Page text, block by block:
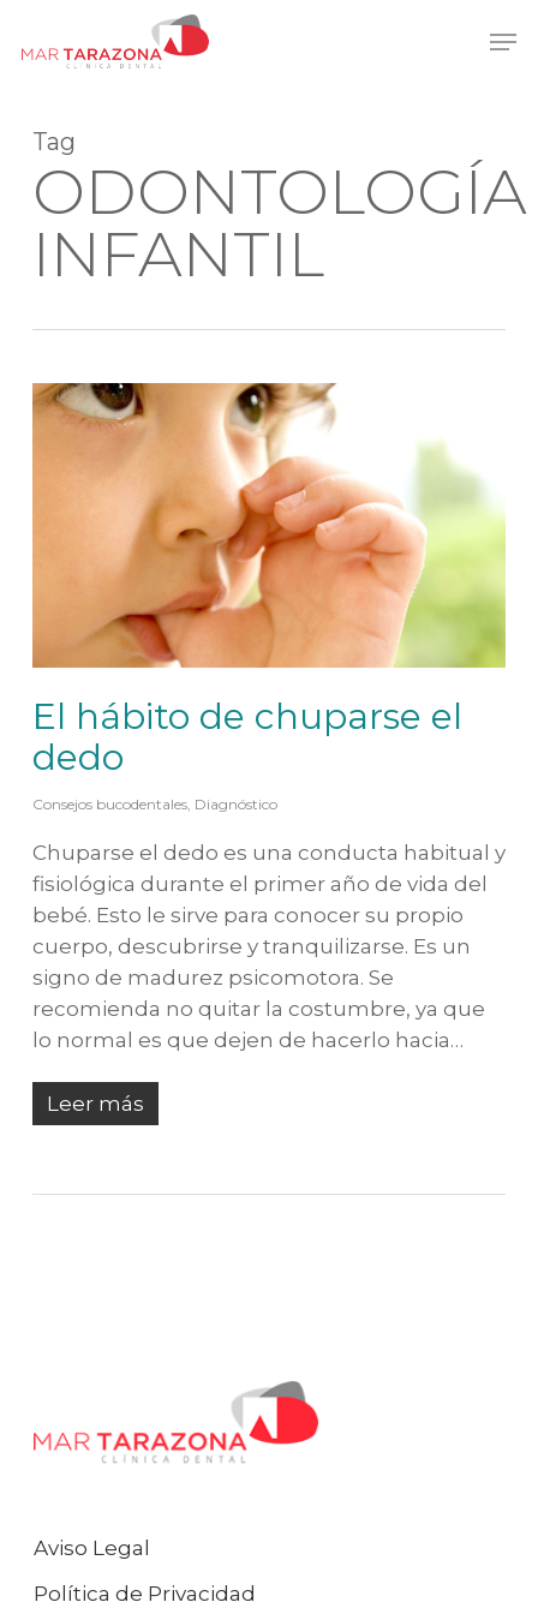
Tag
ODONTOLOGÍA
INFANTIL
El hábito de chuparse el
dedo
Consejos bucodentales, Diagnóstico
Chuparse el dedo es una conducta habitual y
fisiológica durante el primer año de vida del
bebé. Esto le sirve para conocer su propio
cuerpo, descubrirse y tranquilizarse. Es un
signo de madurez psicomotora. Se
recomienda no quitar la costumbre, ya que
lo normal es que dejen de hacerlo hacia…
Leer más
Aviso Legal
Política de Privacidad